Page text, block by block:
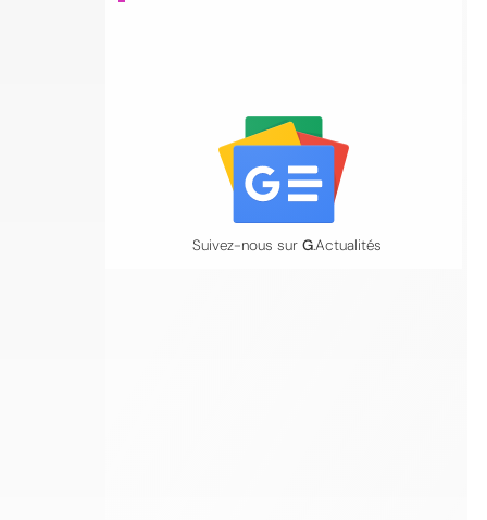
Suivez-nous sur G.Actualités